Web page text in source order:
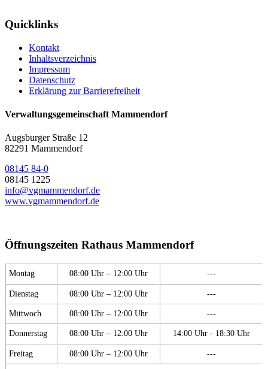
Quicklinks
Kontakt
Inhaltsverzeichnis
Impressum
Datenschutz
Erklärung zur Barrierefreiheit
Verwaltungsgemeinschaft Mammendorf
Augsburger Straße 12
82291 Mammendorf
08145 84-0
08145 1225
info@vgmammendorf.de
www.vgmammendorf.de
Öffnungszeiten Rathaus Mammendorf
Montag 08:00 Uhr – 12:00 Uhr ---
Dienstag 08:00 Uhr – 12:00 Uhr ---
Mittwoch 08:00 Uhr – 12:00 Uhr ---
Donnerstag 08:00 Uhr – 12:00 Uhr 14:00 Uhr - 18:30 Uhr
Freitag 08:00 Uhr – 12:00 Uhr ---